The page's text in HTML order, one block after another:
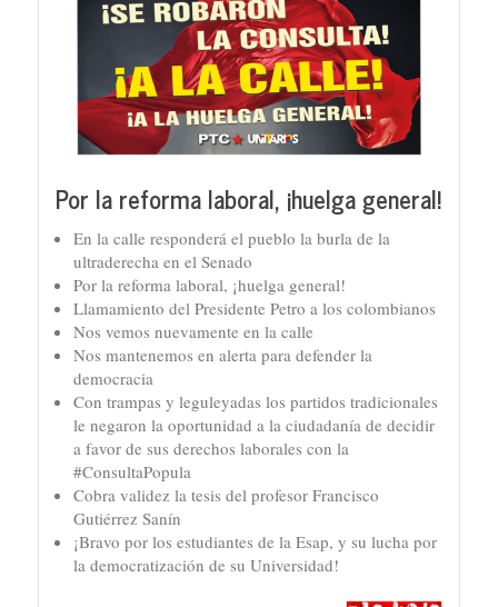
Por la reforma laboral, ¡huelga general!
En la calle responderá el pueblo la burla de la
ultraderecha en el Senado
Por la reforma laboral, ¡huelga general!
Llamamiento del Presidente Petro a los colombianos
Nos vemos nuevamente en la calle
Nos mantenemos en alerta para defender la
democracia
Con trampas y leguleyadas los partidos tradicionales
le negaron la oportunidad a la ciudadanía de decidir
a favor de sus derechos laborales con la
#ConsultaPopula
Cobra validez la tesis del profesor Francisco
Gutiérrez Sanín
¡Bravo por los estudiantes de la Esap, y su lucha por
la democratización de su Universidad!